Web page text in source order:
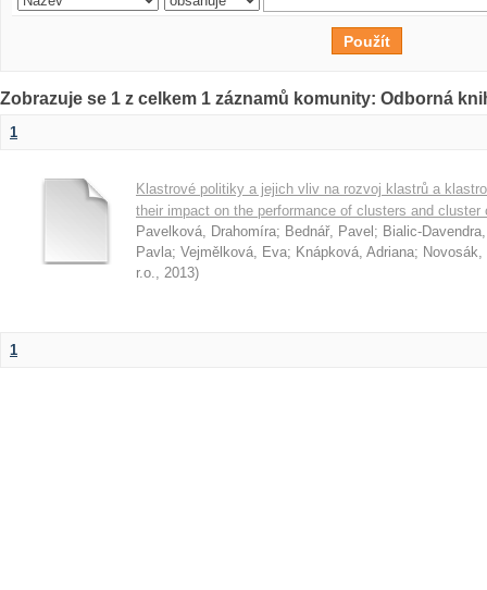
Zobrazuje se 1 z celkem 1 záznamů komunity: Odborná
1
Klastrové politiky a jejich vliv na rozvoj klastrů a
their impact on the performance of clusters and cluster
Pavelková, Drahomíra; Bednář, Pavel ; Bialic-
Pavla; Vejmělková, Eva; Knápková, Adriana;
r.o., 2013)
1